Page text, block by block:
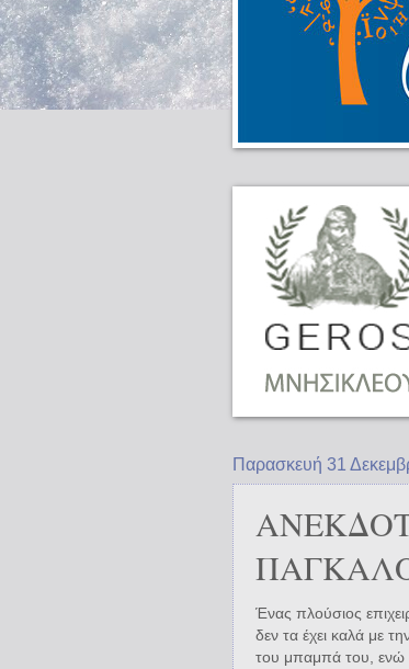
Παρασκευή 31
Ένας πλούσιος
δεν τα έχει καλά με
του μπαμπά του, ενώ